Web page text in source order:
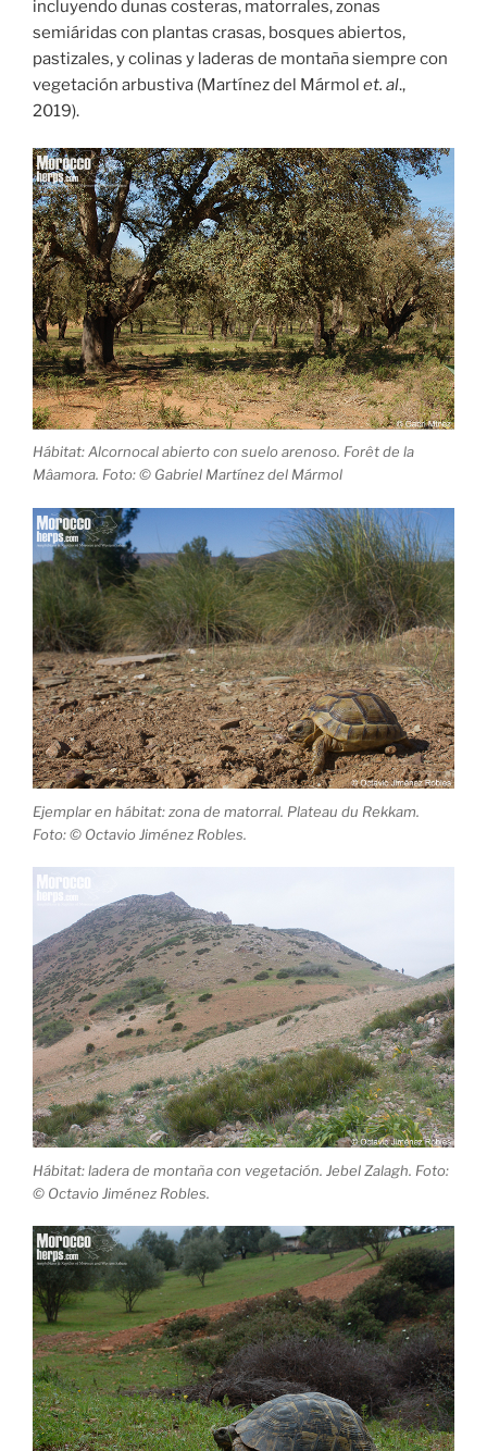
incluyendo dunas costeras, matorrales, zonas
semiáridas con plantas crasas, bosques abiertos,
pastizales, y colinas y laderas de montaña siempre con
vegetación arbustiva (Martínez del Mármol et. al.,
2019).
Hábitat: Alcornocal abierto con suelo arenoso. Forêt de la
Mâamora. Foto: © Gabriel Martínez del Mármol
Ejemplar en hábitat: zona de matorral. Plateau du Rekkam.
Foto: © Octavio Jiménez Robles.
Hábitat: ladera de montaña con vegetación. Jebel Zalagh. Foto:
© Octavio Jiménez Robles.